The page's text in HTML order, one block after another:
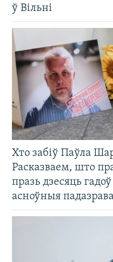
ў Вільні
Хто забіў Паўла
Расказваем, што
празь дзесяць
асноўныя